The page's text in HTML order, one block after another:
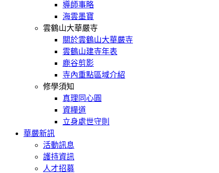
導師事略
海雲墨寶
雲鶴山大華嚴寺
關於雲鶴山大華嚴寺
雲鶴山建寺年表
鹿谷剪影
寺內重點區域介紹
修學須知
真理同心圓
資糧道
立身處世守則
華嚴新訊
活動訊息
護持資訊
人才招募